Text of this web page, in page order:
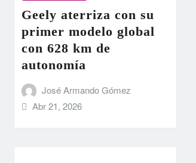
Geely aterriza con su
primer modelo global
con 628 km de
autonomía
José Armando Gómez
Abr 21, 2026